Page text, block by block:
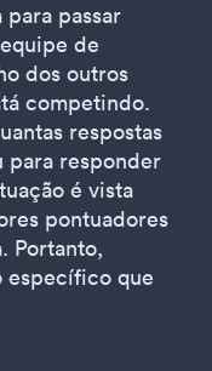
passar
de
dos outros
competindo.
respostas
para responder
é vista
pontuadores
Portanto,
específico que